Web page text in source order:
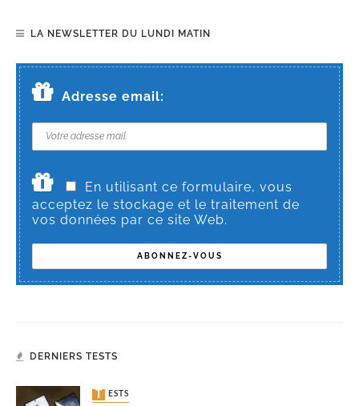
LA NEWSLETTER DU LUNDI MATIN
Adresse email:
En utilisant ce formulaire, vous
acceptez le stockage et le traitement de
vos données par ce site Web.
DERNIERS TESTS
TESTS